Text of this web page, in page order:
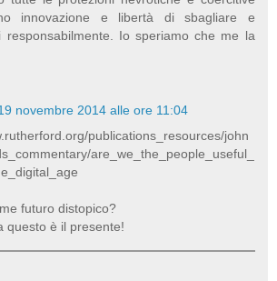
innovazione e libertà di sbagliare e
responsabilmente. Io speriamo che me la
novembre 2014 alle ore 11:04
publications_resources/john
are_we_the_people_useful_
futuro distopico?
questo è il presente!